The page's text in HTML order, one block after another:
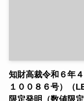
知財高裁令和６年
１００８６号）（